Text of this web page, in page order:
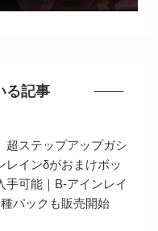
る記事
超ステップアップガシ
レインδがおまけボッ
手可能｜B-アインレイ
パックも販売開始